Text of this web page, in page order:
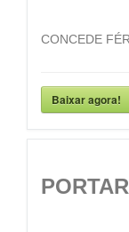
CONCEDE
Baixar agora!